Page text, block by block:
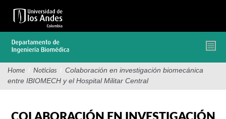
contenido
Home / Noticias / Colaboración en investigación biomecánica
entre IBIOMECH y el Hospital Militar Central